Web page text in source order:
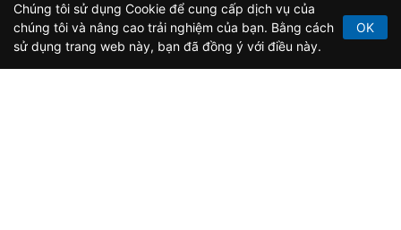
Giấy phép hoạt động báo chí điện tử số 64/GP-BTTTT do Bộ
Thông tin và Truyền thông cấp ngày 21/2/2020.
Chúng tôi sử dụng Cookie để cung cấp dịch vụ của
chúng tôi và nâng cao trải nghiệm của bạn. Bằng cách
sử dụng trang web này, bạn đã đồng ý với điều này.
OK